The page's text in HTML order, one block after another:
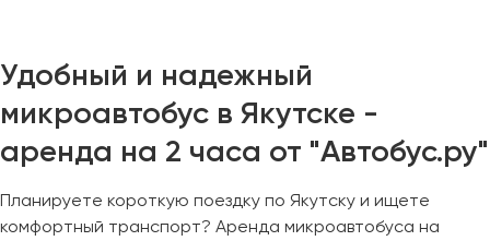
Удобный и надежный
микроавтобус в Якутске -
аренда на 2 часа от "Автобус.ру"
Планируете короткую поездку по Якутску и ищете
комфортный транспорт? Аренда микроавтобуса на